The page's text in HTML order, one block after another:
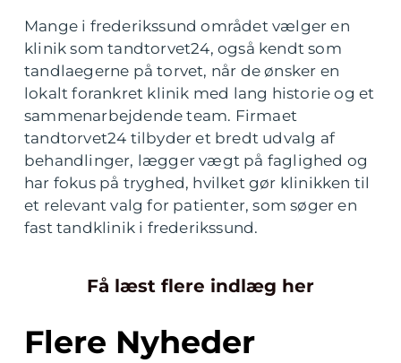
Mange i frederikssund området vælger en
klinik som tandtorvet24, også kendt som
tandlaegerne på torvet, når de ønsker en
lokalt forankret klinik med lang historie og et
sammenarbejdende team. Firmaet
tandtorvet24 tilbyder et bredt udvalg af
behandlinger, lægger vægt på faglighed og
har fokus på tryghed, hvilket gør klinikken til
et relevant valg for patienter, som søger en
fast tandklinik i frederikssund.
Få læst flere indlæg her
Flere Nyheder